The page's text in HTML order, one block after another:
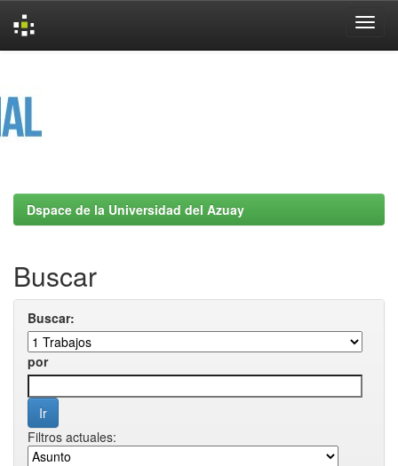
Dspace de la Universidad del Azuay
Buscar
Buscar:
por
Filtros actuales: